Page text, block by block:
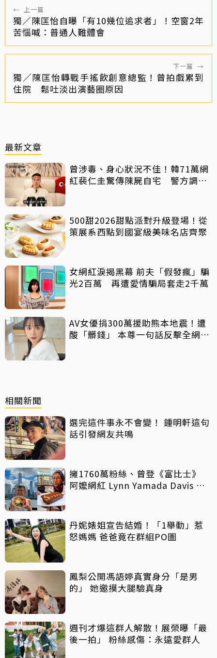
← 上一篇
獨／陳匡怡自曝「有10幾位追求者」！空窗2年
苦惱喊：普通人難體會
下一篇 →
獨／陳匡怡轉戰手搖飲創意總監！曾拍戲累到
住院 鬆吐淡出演藝圈原因
最新文章
曾涉毒、身心狀況不佳！韓71萬網
紅裴仁圭驚傳陳屍自宅 警方調查
500甜2026甜點派對升級登場！從
策展系西點到國宴級美味名店齊聚
女網紅淚揭黑幕 前夫「假發瘋」騙
光2百萬 再遭愛情騙局套走2千萬
AV女優捐300萬援助熊本地震！遭
酸「髒錢」 本尊一句話反擊全網力
相關新聞
選完這件事永不會變！ 鍾明軒這句
話引發網友共鳴
擁1760萬粉絲、曾登《富比士》
阿嬤網紅 Lynn Yamada Davis 驚
丹妮婊姐宣告結婚！「1舉動」惹
怒媽媽 爸爸竟在群組PO圖
鳳梨公開馮語婷真實身分「是男
的」 她邀摸大腿驗真身
週刊才爆這群人解散！展榮曝「最
後一拍」 粉絲感傷：永遠愛群人